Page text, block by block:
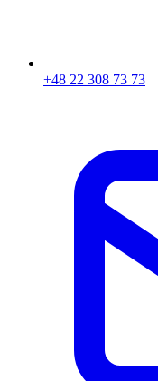
+48 22 308 73 73